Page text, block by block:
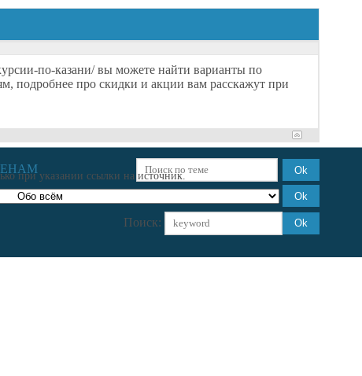
по-казани/ вы можете найти варианты по
подробнее про скидки и акции вам расскажут при
Поиск:
при указании ссылки на источник.